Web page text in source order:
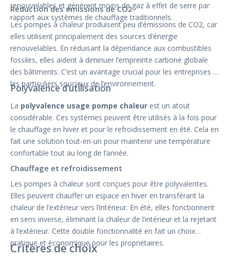
renouvelables et génèrent moins de gaz à effet de serre par
rapport aux systèmes de chauffage traditionnels.
Réduction des émissions de CO2
Les pompes à chaleur produisent peu d’émissions de CO2, car
elles utilisent principalement des sources d’énergie
renouvelables. En réduisant la dépendance aux combustibles
fossiles, elles aident à diminuer l’empreinte carbone globale
des bâtiments. C’est un avantage crucial pour les entreprises et
les particuliers soucieux de l’environnement.
Polyvalence d’utilisation
La polyvalence usage pompe chaleur est un atout
considérable. Ces systèmes peuvent être utilisés à la fois pour
le chauffage en hiver et pour le refroidissement en été. Cela en
fait une solution tout-en-un pour maintenir une température
confortable tout au long de l’année.
Chauffage et refroidissement
Les pompes à chaleur sont conçues pour être polyvalentes.
Elles peuvent chauffer un espace en hiver en transférant la
chaleur de l’extérieur vers l’intérieur. En été, elles fonctionnent
en sens inverse, éliminant la chaleur de l’intérieur et la rejetant
à l’extérieur. Cette double fonctionnalité en fait un choix
pratique et économique pour les propriétaires.
Critères de choix